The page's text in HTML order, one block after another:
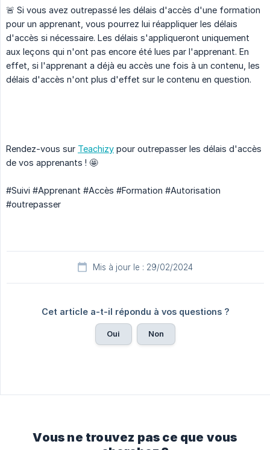
🚨 Si vous avez outrepassé les délais d'accès d'une formation
pour un apprenant, vous pourrez lui réappliquer les délais
d'accès si nécessaire. Les délais s'appliqueront uniquement
aux leçons qui n'ont pas encore été lues par l'apprenant. En
effet, si l'apprenant a déjà eu accès une fois à un contenu, les
délais d'accès n'ont plus d'effet sur le contenu en question.
Rendez-vous sur Teachizy pour outrepasser les délais d'accès
de vos apprenants ! 🤩
#Suivi #Apprenant #Accès #Formation #Autorisation
#outrepasser
Mis à jour le : 29/02/2024
Cet article a-t-il répondu à vos questions ?
Oui Non
Vous ne trouvez pas ce que vous